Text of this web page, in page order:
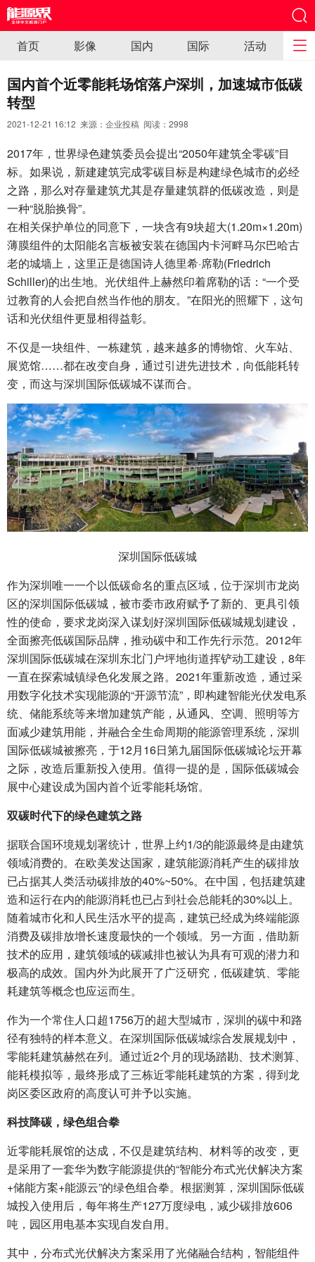
首页 影像 国内 国际 活动
国内首个近零能耗场馆落户深圳，加速城市低碳
转型
2021-12-21 16:12 来源：企业投稿 阅读： 2998
2017年，世界绿色建筑委员会提出“2050年建筑全零碳”目
标。如果说，新建建筑完成零碳目标是构建绿色城市的必经
之路，那么对存量建筑尤其是存量建筑群的低碳改造，则是
一种“脱胎换骨”。
在相关保护单位的同意下，一块含有9块超大(1.20m×1.20m)
薄膜组件的太阳能名言板被安装在德国内卡河畔马尔巴哈古
老的城墙上，这里正是德国诗人德里希·席勒(Friedrich
Schiller)的出生地。光伏组件上赫然印着席勒的话：“一个受
过教育的人会把自然当作他的朋友。”在阳光的照耀下，这句
话和光伏组件更显相得益彰。
不仅是一块组件、一栋建筑，越来越多的博物馆、火车站、
展览馆……都在改变自身，通过引进先进技术，向低能耗转
变，而这与深圳国际低碳城不谋而合。
深圳国际低碳城
作为深圳唯一一个以低碳命名的重点区域，位于深圳市龙岗
区的深圳国际低碳城，被市委市政府赋予了新的、更具引领
性的使命，要求龙岗深入谋划好深圳国际低碳城规划建设，
全面擦亮低碳国际品牌，推动碳中和工作先行示范。2012年
深圳国际低碳城在深圳东北门户坪地街道挥铲动工建设，8年
一直在探索城镇绿色化发展之路。2021年重新改造，通过采
用数字化技术实现能源的“开源节流”，即构建智能光伏发电系
统、储能系统等来增加建筑产能，从通风、空调、照明等方
面减少建筑用能，并融合全生命周期的能源管理系统，深圳
国际低碳城被擦亮，于12月16日第九届国际低碳城论坛开幕
之际，改造后重新投入使用。值得一提的是，国际低碳城会
展中心建设成为国内首个近零能耗场馆。
双碳时代下的绿色建筑之路
据联合国环境规划署统计，世界上约1/3的能源最终是由建筑
领域消费的。在欧美发达国家，建筑能源消耗产生的碳排放
已占据其人类活动碳排放的40%~50%。在中国，包括建筑建
造和运行在内的能源消耗也已占到社会总能耗的30%以上。
随着城市化和人民生活水平的提高，建筑已经成为终端能源
消费及碳排放增长速度最快的一个领域。另一方面，借助新
技术的应用，建筑领域的碳减排也被认为具有可观的潜力和
极高的成效。国内外为此展开了广泛研究，低碳建筑、零能
耗建筑等概念也应运而生。
作为一个常住人口超1756万的超大型城市，深圳的碳中和路
径有独特的样本意义。在深圳国际低碳城综合发展规划中，
零能耗建筑赫然在列。通过近2个月的现场踏勘、技术测算、
能耗模拟等，最终形成了三栋近零能耗建筑的方案，得到龙
岗区委区政府的高度认可并予以实施。
科技降碳，绿色组合拳
近零能耗展馆的达成，不仅是建筑结构、材料等的改变，更
是采用了一套华为数字能源提供的“智能分布式光伏解决方案
+储能方案+能源云”的绿色组合拳。根据测算，深圳国际低碳
城投入使用后，每年将生产127万度绿电，减少碳排放606
吨，园区用电基本实现自发自用。
其中，分布式光伏解决方案采用了光储融合结构，智能组件